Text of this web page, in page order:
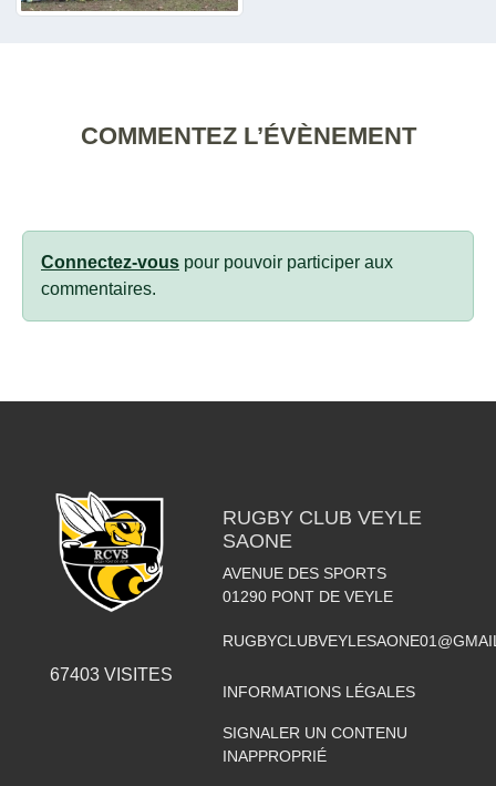
COMMENTEZ L’ÉVÈNEMENT
Connectez-vous pour pouvoir participer aux
commentaires.
67403VISITES
RUGBY CLUB VEYLE
SAONE
AVENUE DES SPORTS
01290 PONT DE VEYLE
INFORMATIONS LÉGALES
SIGNALER UN CONTENU
INAPPROPRIÉ